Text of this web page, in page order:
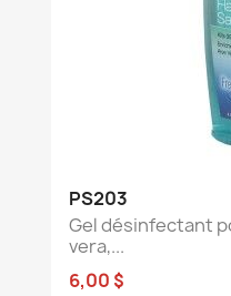
PS203
Gel désinfectant
vera,...
6,00 $